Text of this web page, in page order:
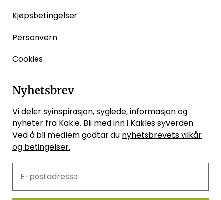
Kjøpsbetingelser
Personvern
Cookies
Nyhetsbrev
Vi deler syinspirasjon, syglede, informasjon og
nyheter fra Kakle. Bli med inn i Kakles syverden.
Ved å bli medlem godtar du nyhetsbrevets vilkår
og betingelser.